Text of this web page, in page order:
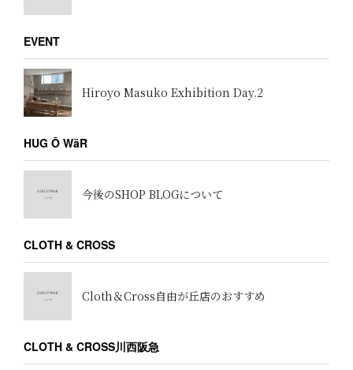
EVENT
Hiroyo Masuko Exhibition Day.2
HUG Ō WäR
今後のSHOP BLOGについて
CLOTH & CROSS
Cloth＆Cross自由が丘店のおすすめ
CLOTH & CROSS川西阪急